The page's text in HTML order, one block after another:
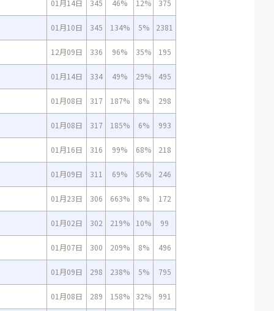
01月14日 345 46% 12% 375
01月10日 345 134% 5% 2381
12月09日 336 96% 35% 195
01月14日 334 49% 29% 495
01月08日 317 187% 8% 298
01月08日 317 185% 6% 993
01月16日 316 99% 68% 218
01月09日 311 69% 56% 246
01月23日 306 663% 8% 172
01月02日 302 219% 10% 99
01月07日 300 209% 8% 496
01月09日 298 238% 5% 795
01月08日 289 158% 32% 991